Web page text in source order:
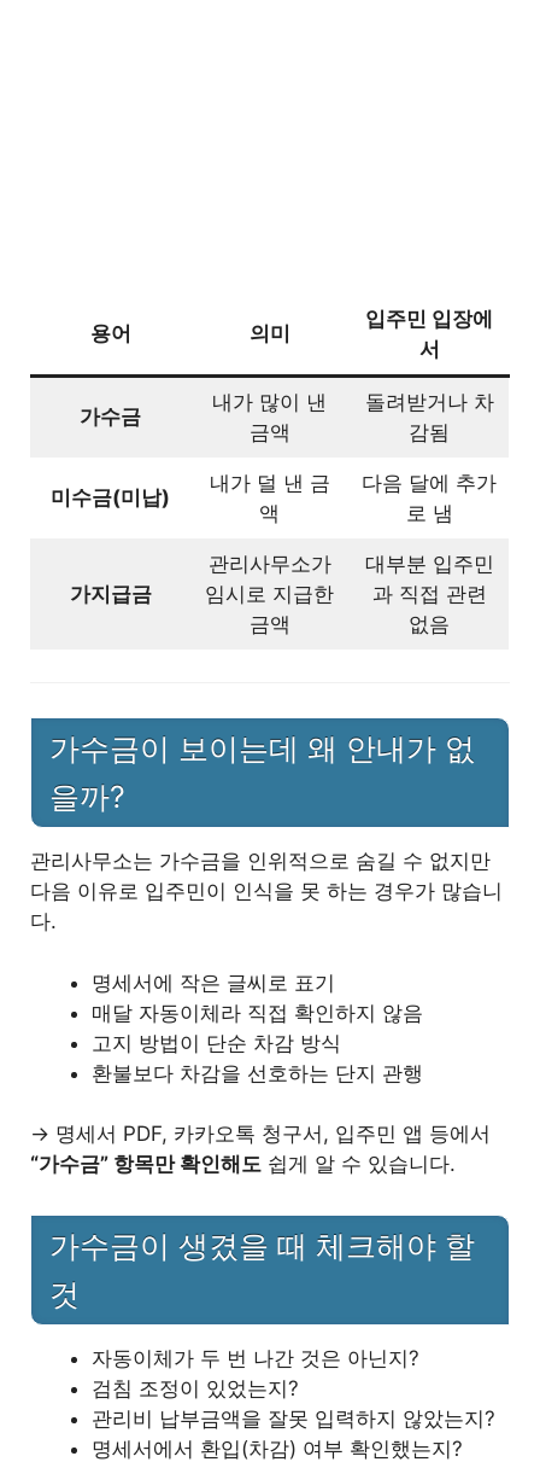
용어 의미
입주민 입장에
서
가수금
내가 많이 낸
금액
돌려받거나 차
감됨
미수금(미납)
내가 덜 낸 금
액
다음 달에 추가
로 냄
가지급금
관리사무소가
임시로 지급한
금액
대부분 입주민
과 직접 관련
없음
가수금이 보이는데 왜 안내가 없
을까?
관리사무소는 가수금을 인위적으로 숨길 수 없지만
다음 이유로 입주민이 인식을 못 하는 경우가 많습니
다.
명세서에 작은 글씨로 표기
매달 자동이체라 직접 확인하지 않음
고지 방법이 단순 차감 방식
환불보다 차감을 선호하는 단지 관행
→ 명세서 PDF, 카카오톡 청구서, 입주민 앱 등에서
“가수금” 항목만 확인해도 쉽게 알 수 있습니다.
가수금이 생겼을 때 체크해야 할
것
자동이체가 두 번 나간 것은 아닌지?
검침 조정이 있었는지?
관리비 납부금액을 잘못 입력하지 않았는지?
명세서에서 환입(차감) 여부 확인했는지?